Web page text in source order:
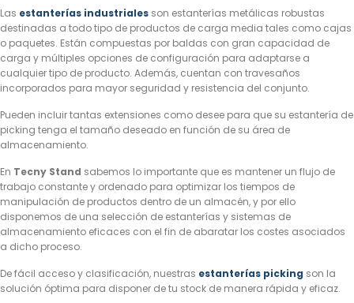
Las estanterías industriales son estanterías metálicas robustas
destinadas a todo tipo de productos de carga media tales como cajas
o paquetes. Están compuestas por baldas con gran capacidad de
carga y múltiples opciones de configuración para adaptarse a
cualquier tipo de producto. Además, cuentan con travesaños
incorporados para mayor seguridad y resistencia del conjunto.
Pueden incluir tantas extensiones como desee para que su estantería de
picking tenga el tamaño deseado en función de su área de
almacenamiento.
En Tecny Stand sabemos lo importante que es mantener un flujo de
trabajo constante y ordenado para optimizar los tiempos de
manipulación de productos dentro de un almacén, y por ello
disponemos de una selección de estanterías y sistemas de
almacenamiento eficaces con el fin de abaratar los costes asociados
a dicho proceso.
De fácil acceso y clasificación, nuestras estanterías picking son la
solución óptima para disponer de tu stock de manera rápida y eficaz.